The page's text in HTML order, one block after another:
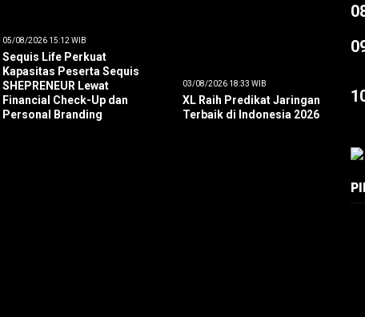
05/08/2026 15:12 WIB
Sequis Life Perkuat
Kapasitas Peserta Sequis
SHEPRENEUR Lewat
Financial Check-Up dan
Personal Branding
03/08/2026 18:33 WIB
XL Raih Predikat Jaringan
Terbaik di Indonesia 2026